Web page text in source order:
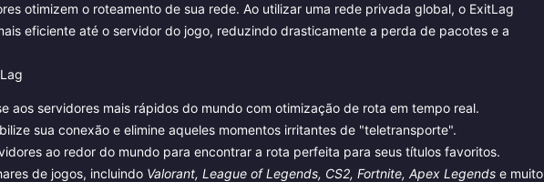
otimizem o roteamento de sua rede. Ao utilizar uma rede privada global, o ExitLag
eficiente até o servidor do jogo, reduzindo drasticamente a perda de pacotes e a
aos servidores mais rápidos do mundo com otimização de rota em tempo real.
sua conexão e elimine aqueles momentos irritantes de "teletransporte".
ao redor do mundo para encontrar a rota perfeita para seus títulos favoritos.
de jogos, incluindo Valorant, League of Legends, CS2, Fortnite, Apex Legendse muito